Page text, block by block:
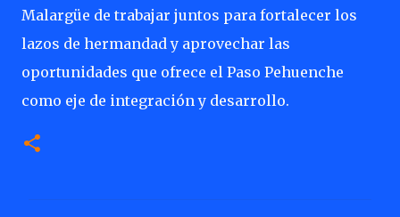
Malargüe de trabajar juntos para fortalecer los
lazos de hermandad y aprovechar las
oportunidades que ofrece el Paso Pehuenche
como eje de integración y desarrollo.